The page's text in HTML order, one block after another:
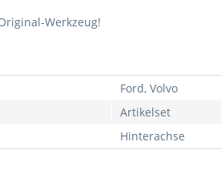
Werkzeug!
Ford, Volvo
Artikelset
Hinterachse